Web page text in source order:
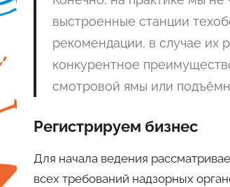
выстроенные станции
рекомендации, в случае их
конкурентное
смотровой ямы или
Регистрируем бизнес
Для начала ведения
всех требований надзорных